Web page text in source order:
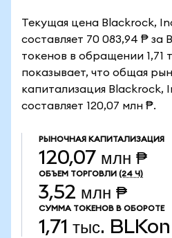
Текущая цена Blackrock,
составляет 70 083,94 ₱ за
токенов в обращении 1,71
показывает, что общая
капитализация Blackrock,
составляет 120,07 млн ₱.
РЫНОЧНАЯ КАПИТАЛИЗАЦИЯ
120,07 млн ₱
ОБЪЕМ ТОРГОВЛИ (24 Ч)
3,52 млн ₱
СУММА ТОКЕНОВ В ОБОРОТЕ
1,71 тыс. BLKon